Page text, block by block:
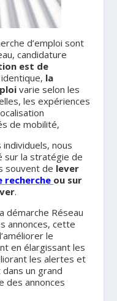
d’emploi sont
candidature
est de
la
varie selon les
les expériences
de mobilité,
nous
sur la stratégie de
souvent de lever
recherche ou sur
.
démarche Réseau
annonces, cette
le
en élargissant les
les alertes et
un grand
des annonces